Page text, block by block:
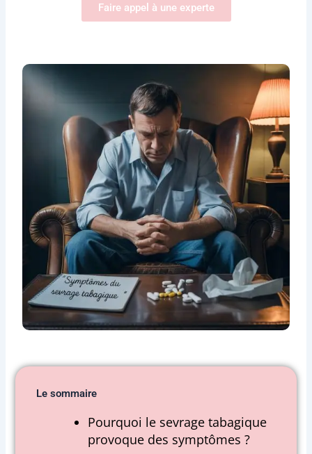
Faire appel à une experte
Le sommaire
Pourquoi le sevrage tabagique
provoque des symptômes ?